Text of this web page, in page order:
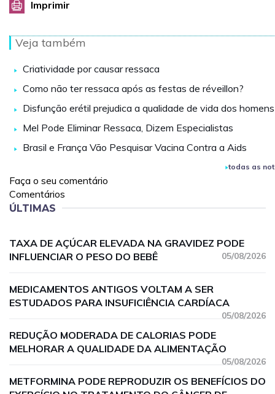
Imprimir
Veja também
Criatividade por causar ressaca
Como não ter ressaca após as festas de réveillon?
Disfunção erétil prejudica a qualidade de vida dos homens
Mel Pode Eliminar Ressaca, Dizem Especialistas
Brasil e França Vão Pesquisar Vacina Contra a Aids
todas as
Faça o seu comentário
Comentários
ÚLTIMAS
TAXA DE AÇÚCAR ELEVADA NA GRAVIDEZ PODE
INFLUENCIAR O PESO DO BEBÊ
05/08/2026
MEDICAMENTOS ANTIGOS VOLTAM A SER
ESTUDADOS PARA INSUFICIÊNCIA CARDÍACA
05/08/2026
REDUÇÃO MODERADA DE CALORIAS PODE
MELHORAR A QUALIDADE DA ALIMENTAÇÃO
05/08/2026
METFORMINA PODE REPRODUZIR OS BENEFÍCIOS DO